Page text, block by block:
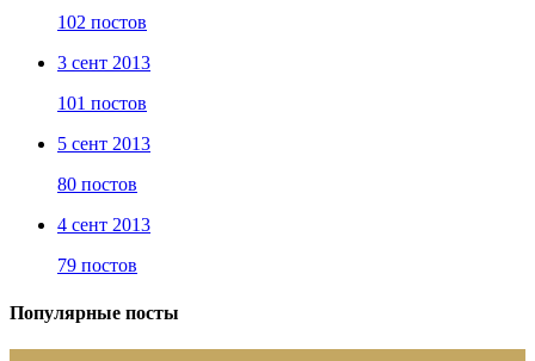
102 постов
3 сент 2013
101 постов
5 сент 2013
80 постов
4 сент 2013
79 постов
Популярные посты